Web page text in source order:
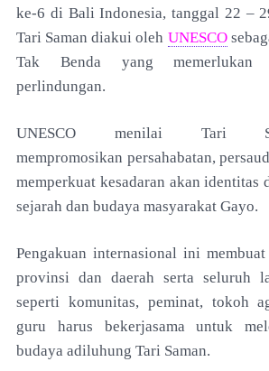
ke-6 di Bali Indonesia, tanggal 22 –
Tari Saman diakui oleh UNESCO
Tak Benda yang memerlukan
perlindungan.
UNESCO menilai Tari
mempromosikan persahabatan,
memperkuat kesadaran akan identitas
sejarah dan budaya masyarakat Gayo.
Pengakuan internasional ini membuat
provinsi dan daerah serta seluruh
seperti komunitas, peminat, tokoh
guru harus bekerjasama untuk
budaya adiluhung Tari Saman.